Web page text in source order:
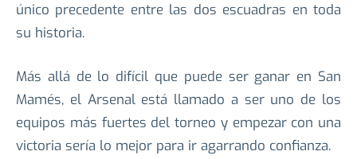
único precedente entre las dos escuadras en toda
su historia.
Más allá de lo difícil que puede ser ganar en San
Mamés, el Arsenal está llamado a ser uno de los
equipos más fuertes del torneo y empezar con una
victoria sería lo mejor para ir agarrando confianza.